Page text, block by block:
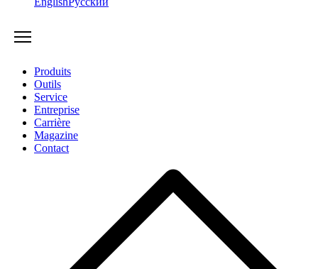
Produits
Outils
Service
Entreprise
Carrière
Magazine
Contact